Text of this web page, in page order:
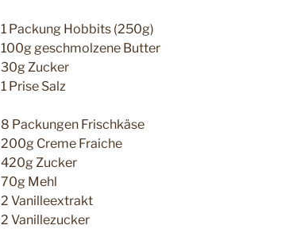
1 Packung Hobbits (250g)
100g geschmolzene Butter
30g Zucker
1 Prise Salz
8 Packungen Frischkäse
200g Creme Fraiche
420g Zucker
70g Mehl
2 Vanilleextrakt
2 Vanillezucker